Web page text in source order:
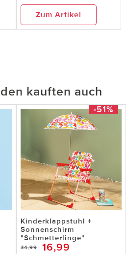
Zum Artikel
kauften auch
-51%
Kinderklappstuhl +
Sonnenschirm
"Schmetterlinge"
34,99 16,99